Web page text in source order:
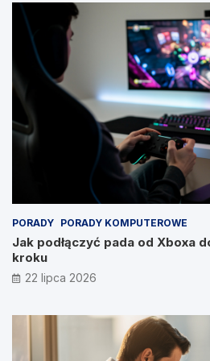
PORADY PORADY KOMPUTEROWE
Jak podłączyć pada od Xboxa
kroku
22 lipca 2026